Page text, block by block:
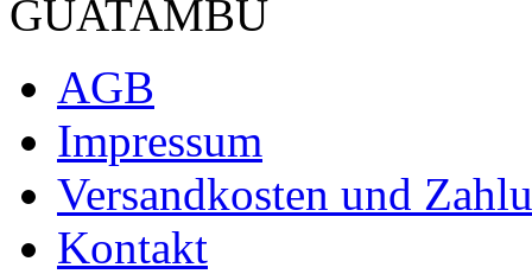
GUATAMBU
AGB
Impressum
Versandkosten und
Kontakt